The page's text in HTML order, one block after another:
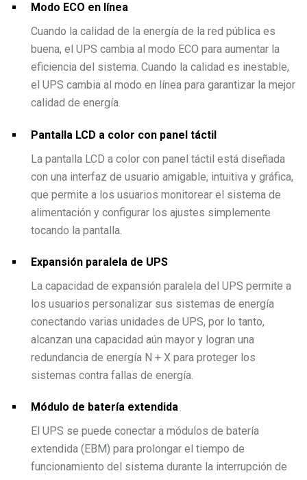
Modo ECO en línea
Cuando la calidad de la energía de la red pública es
buena, el UPS cambia al modo ECO para aumentar la
eficiencia del sistema. Cuando la calidad es inestable,
el UPS cambia al modo en línea para garantizar la mejor
calidad de energía.
Pantalla LCD a color con panel táctil
La pantalla LCD a color con panel táctil está diseñada
con una interfaz de usuario amigable, intuitiva y gráfica,
que permite a los usuarios monitorear el sistema de
alimentación y configurar los ajustes simplemente
tocando la pantalla.
Expansión paralela de UPS
La capacidad de expansión paralela del UPS permite a
los usuarios personalizar sus sistemas de energía
conectando varias unidades de UPS, por lo tanto,
alcanzan una capacidad aún mayor y logran una
redundancia de energía N + X para proteger los
sistemas contra fallas de energía.
Módulo de batería extendida
El UPS se puede conectar a módulos de batería
extendida (EBM) para prolongar el tiempo de
funcionamiento del sistema durante la interrupción de